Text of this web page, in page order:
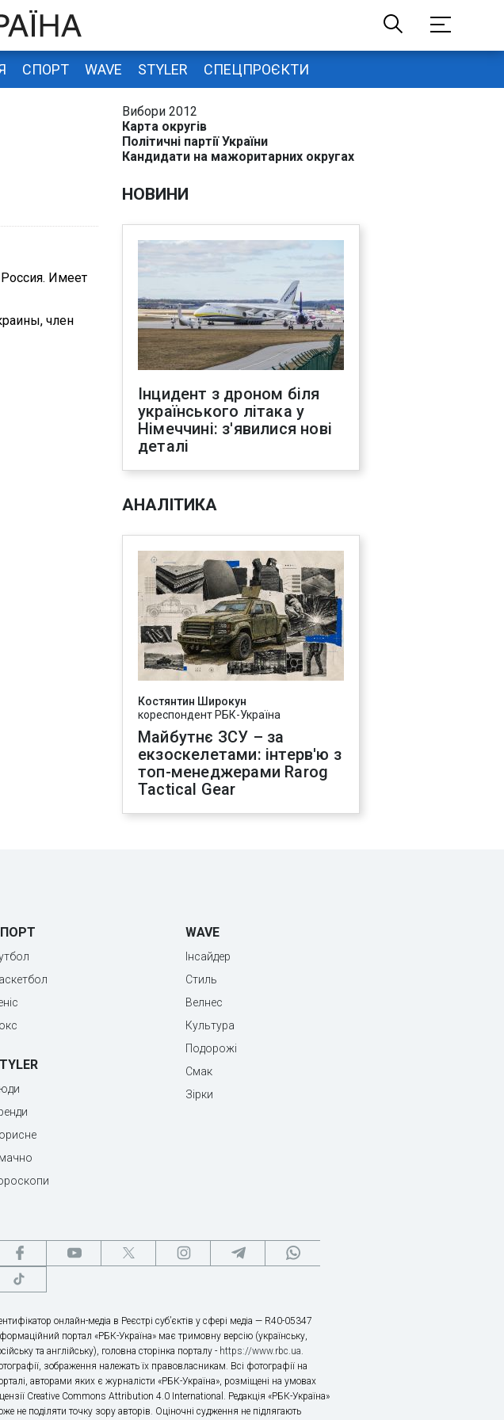
СПОРТ WAVE STYLER СПЕЦПРОЄКТИ
Имеет
член
Вибори 2012
Карта округів
Політичні партії України
Кандидати на мажоритарних округах
НОВИНИ
Інцидент з дроном біля
українського літака у
Німеччині: з'явилися нові
деталі
АНАЛІТИКА
Костянтин Широкун
кореспондент РБК-Україна
Майбутнє ЗСУ – за
екзоскелетами: інтерв'ю з
топ-менеджерами Rarog
Tactical Gear
WAVE
Інсайдер
Стиль
Велнес
Культура
Подорожі
Смак
Зірки
онлайн-медіа в Реєстрі суб’єктів у сфері медіа — R40-05347
портал «РБК-Україна» має тримовну версію (українську,
та англійську), головна сторінка порталу - https://www.rbc.ua.
зображення належать їх правовласникам. Всі фотографії на
авторами яких є журналісти «РБК-Україна», розміщені на умовах
Creative Commons Attribution 4.0 International. Редакція «РБК-Україна»
не поділяти точку зору авторів. Оціночні судження не підлягають